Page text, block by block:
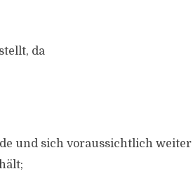
da
und sich voraussichtlich weiter